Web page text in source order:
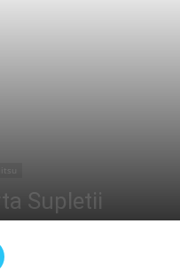
Supletii